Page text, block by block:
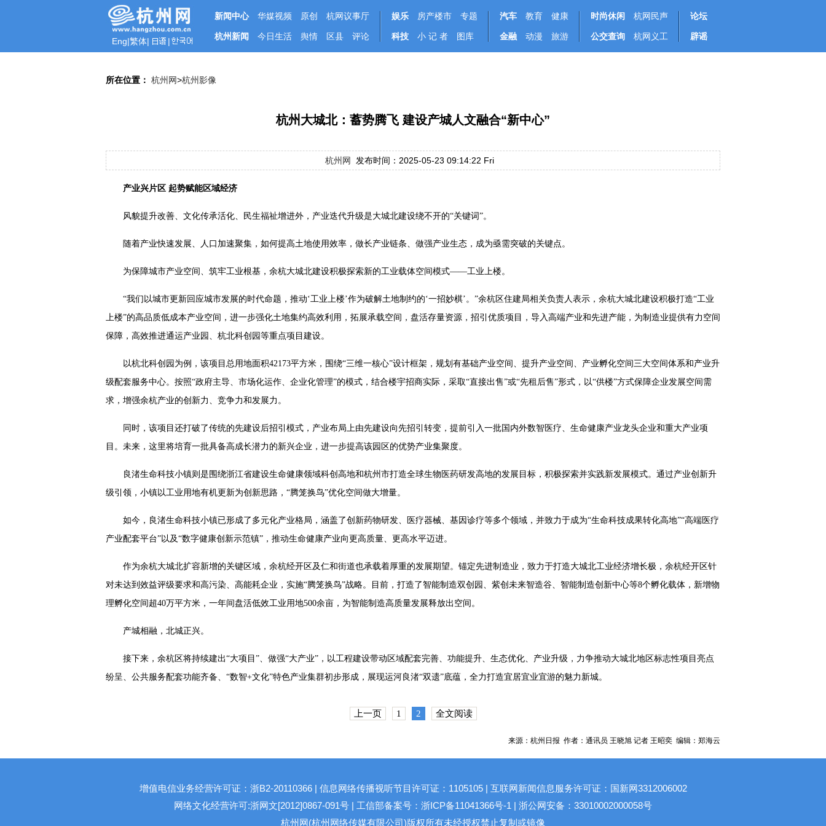
Eng|繁体| |
新闻中心 华媒视频 原创 杭网议事厅
杭州新闻 今日生活 舆情 区县 评论
娱乐 房产楼市 专题
科技 小 记 者 图库
汽车 教育 健康
金融 动漫 旅游
时尚休闲 杭网民声
公交查询 杭网义工
论坛
辟谣
所在位置： 杭州网>杭州影像
杭州大城北：蓄势腾飞 建设产城人文融合“新中心”
杭州网 发布时间：2025-05-23 09:14:22 Fri
产业兴片区 起势赋能区域经济
风貌提升改善、文化传承活化、民生福祉增进外，产业迭代升级是大城北建设绕不开的“关键词”。
随着产业快速发展、人口加速聚集，如何提高土地使用效率，做长产业链条、做强产业生态，成为亟需突破的关键点。
为保障城市产业空间、筑牢工业根基，余杭大城北建设积极探索新的工业载体空间模式——工业上楼。
“我们以城市更新回应城市发展的时代命题，推动‘工业上楼’作为破解土地制约的‘一招妙棋’。”余杭区住建局相关负责人表示，余杭大城北建设积极打造“工业
上楼”的高品质低成本产业空间，进一步强化土地集约高效利用，拓展承载空间，盘活存量资源，招引优质项目，导入高端产业和先进产能，为制造业提供有力空间
保障，高效推进通运产业园、杭北科创园等重点项目建设。
以杭北科创园为例，该项目总用地面积42173平方米，围绕“三维一核心”设计框架，规划有基础产业空间、提升产业空间、产业孵化空间三大空间体系和产业升
级配套服务中心。按照“政府主导、市场化运作、企业化管理”的模式，结合楼宇招商实际，采取“直接出售”或“先租后售”形式，以“供楼”方式保障企业发展空间需
求，增强余杭产业的创新力、竞争力和发展力。
同时，该项目还打破了传统的先建设后招引模式，产业布局上由先建设向先招引转变，提前引入一批国内外数智医疗、生命健康产业龙头企业和重大产业项
目。未来，这里将培育一批具备高成长潜力的新兴企业，进一步提高该园区的优势产业集聚度。
良渚生命科技小镇则是围绕浙江省建设生命健康领域科创高地和杭州市打造全球生物医药研发高地的发展目标，积极探索并实践新发展模式。通过产业创新升
级引领，小镇以工业用地有机更新为创新思路，“腾笼换鸟”优化空间做大增量。
如今，良渚生命科技小镇已形成了多元化产业格局，涵盖了创新药物研发、医疗器械、基因诊疗等多个领域，并致力于成为“生命科技成果转化高地”“高端医疗
产业配套平台”以及“数字健康创新示范镇”，推动生命健康产业向更高质量、更高水平迈进。
作为余杭大城北扩容新增的关键区域，余杭经开区及仁和街道也承载着厚重的发展期望。锚定先进制造业，致力于打造大城北工业经济增长极，余杭经开区针
对未达到效益评级要求和高污染、高能耗企业，实施“腾笼换鸟”战略。目前，打造了智能制造双创园、紫创未来智造谷、智能制造创新中心等8个孵化载体，新增物
理孵化空间超40万平方米，一年间盘活低效工业用地500余亩，为智能制造高质量发展释放出空间。
产城相融，北城正兴。
接下来，余杭区将持续建出“大项目”、做强“大产业”，以工程建设带动区域配套完善、功能提升、生态优化、产业升级，力争推动大城北地区标志性项目亮点
纷呈、公共服务配套功能齐备、“数智+文化”特色产业集群初步形成，展现运河良渚“双遗”底蕴，全力打造宜居宜业宜游的魅力新城。
上一页 1 2 全文阅读
来源：杭州日报 作者：通讯员 王晓旭 记者 王昭奕 编辑：郑海云
增值电信业务经营许可证：浙B2-20110366 | 信息网络传播视听节目许可证：1105105 | 互联网新闻信息服务许可证：国新网3312006002
网络文化经营许可:浙网文[2012]0867-091号 | 工信部备案号：浙ICP备11041366号-1 | 浙公网安备：33010002000058号
杭州网(杭州网络传媒有限公司)版权所有未经授权禁止复制或镜像